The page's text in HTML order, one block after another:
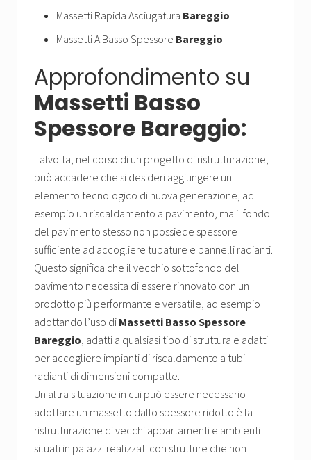
Massetti Rapida Asciugatura Bareggio
Massetti A Basso Spessore Bareggio
Approfondimento su
Massetti Basso
Spessore Bareggio:
Talvolta, nel corso di un progetto di ristrutturazione,
può accadere che si desideri aggiungere un
elemento tecnologico di nuova generazione, ad
esempio un riscaldamento a pavimento, ma il fondo
del pavimento stesso non possiede spessore
sufficiente ad accogliere tubature e pannelli radianti.
Questo significa che il vecchio sottofondo del
pavimento necessita di essere rinnovato con un
prodotto più performante e versatile, ad esempio
adottando l’uso di Massetti Basso Spessore
Bareggio, adatti a qualsiasi tipo di struttura e adatti
per accogliere impianti di riscaldamento a tubi
radianti di dimensioni compatte.
Un altra situazione in cui può essere necessario
adottare un massetto dallo spessore ridotto è la
ristrutturazione di vecchi appartamenti e ambienti
situati in palazzi realizzati con strutture che non